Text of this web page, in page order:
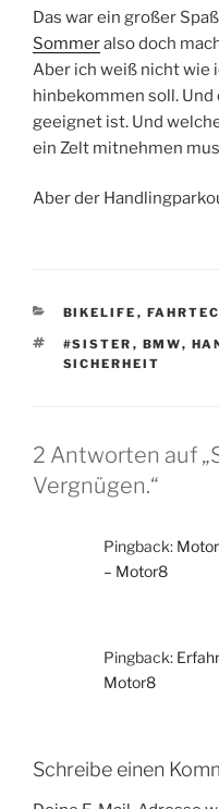
Das war ein großer
Sommeralso doch
Aber ich weiß nicht wie
hinbekommen soll.
geeignet ist. Und
ein Zelt mitnehmen
Aber der
KATEGORIEN
BIKELIFE ,
SCHLAGWÖRTER
#SISTER , BMW,
SICHERHEIT
2 Antworten auf
Vergnügen.“
Pingback:
– Motor8
Pingback:
Motor8
Schreibe einen